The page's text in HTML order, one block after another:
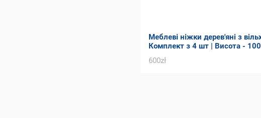
Меблеві ніжки дерев'яні з
Комплект з 4 шт | Висота -
600zł